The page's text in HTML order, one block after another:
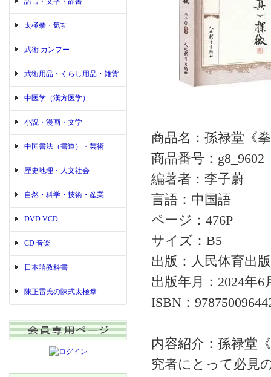
太極拳・気功
武術 カンフー
武術用品・くらし用品・雑貨
中医学（漢方医学）
小説・漫画・文学
中国書法（書道）・芸術
歴史地理・人文社会
自然・科学・技術・産業
DVD VCD
CD 音楽
日本語教科書
陳正雷氏の陳式太極拳
商品名：孫禄堂《
商品番号：g8_9602
編著者：李子蔚
言語：中国語
ページ：476P
サイズ：B5
出版：人民体育出
出版年月：2024年6
ISBN：
内容紹介：孫禄堂
究者にとって必見